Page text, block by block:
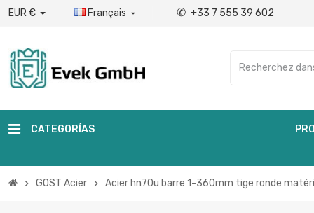
EUR € Français  ✆ +33 7 555 39 602
CATEGORÍAS
chevron_right GOST Acier chevron_right Acier hn70u barre 1-360mm tige ronde